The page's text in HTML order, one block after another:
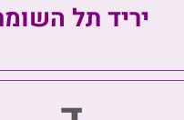
יריד תל